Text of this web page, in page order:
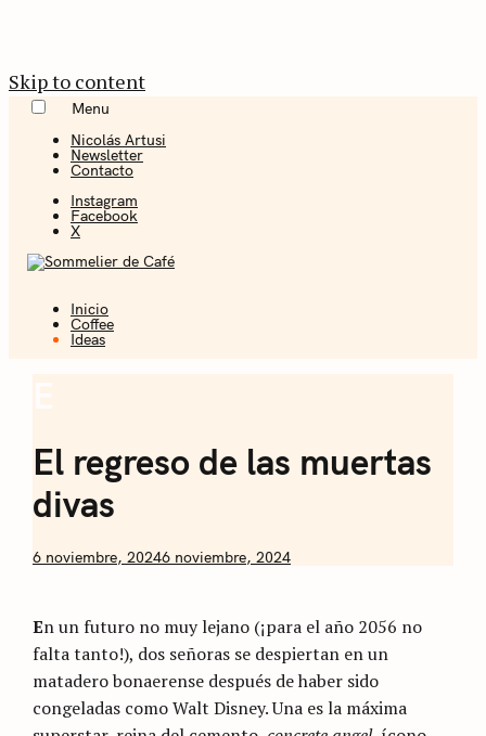
Skip to content
Menu
Nicolás Artusi
Newsletter
Contacto
Instagram
Facebook
X
Café
Coffee + Ideas
Inicio
Coffee
Ideas
El regreso de las muertas
divas
by
6 noviembre, 20246 noviembre, 2024
En un futuro no muy lejano (¡para el año 2056 no
falta tanto!), dos señoras se despiertan en un
matadero bonaerense después de haber sido
congeladas como Walt Disney. Una es la máxima